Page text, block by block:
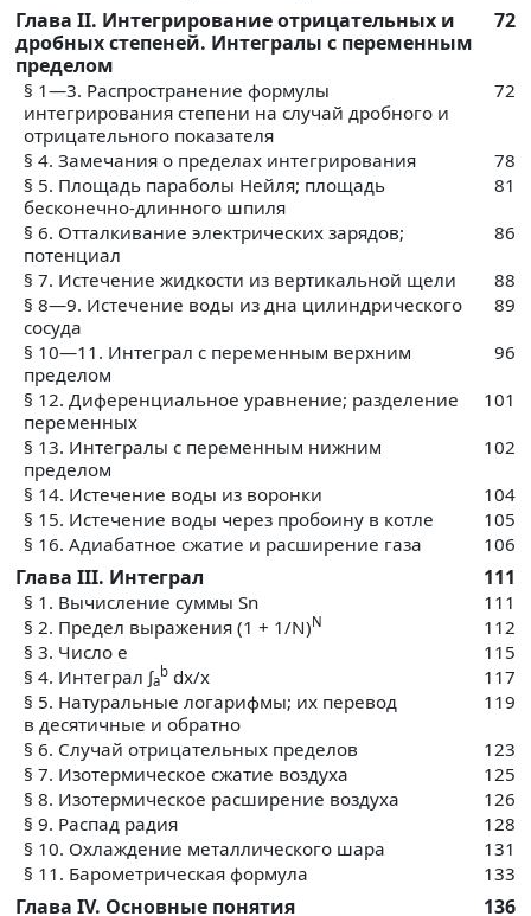
Глава II. Интегрирование отрицательных и
дробных степеней. Интегралы с переменным
пределом
72
§ 1—3. Распространение формулы
интегрирования степени на случай дробного и
отрицательного показателя
72
§ 4. Замечания о пределах интегрирования
78
§ 5. Площадь параболы Нейля; площадь
бесконечно-длинного шпиля
81
§ 6. Отталкивание электрических зарядов;
потенциал
86
§ 7. Истечение жидкости из вертикальной щели
88
§ 8—9. Истечение воды из дна цилиндрического
сосуда
89
§ 10—11. Интеграл с переменным верхним
пределом
96
§ 12. Диференциальное уравнение; разделение
переменных
101
§ 13. Интегралы с переменным нижним
пределом
102
§ 14. Истечение воды из воронки
104
§ 15. Истечение воды через пробоину в котле
105
§ 16. Адиабатное сжатие и расширение газа
106
Глава III. Интеграл 111
§ 1. Вычисление суммы Sn
111
§ 2. Предел выражения (1 + 1/N)N
112
§ 3. Число е
115
§ 4. Интеграл ∫a
b dx/x
117
§ 5. Натуральные логарифмы; их перевод
в десятичные и обратно
119
§ 6. Случай отрицательных пределов
123
§ 7. Изотермическое сжатие воздуха
125
§ 8. Изотермическое расширение воздуха
126
§ 9. Распад радия
128
§ 10. Охлаждение металлического шара
131
§ 11. Барометрическая формула
133
Глава IV. Основные понятия
136